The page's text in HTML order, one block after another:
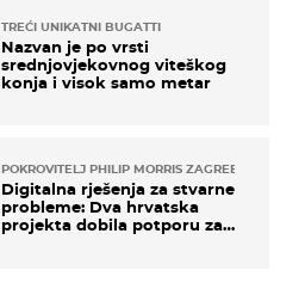
TREĆI UNIKATNI BUGATTI
Nazvan je po vrsti
srednjovjekovnog viteškog
konja i visok samo metar
POKROVITELJ PHILIP MORRIS ZAGREB
Digitalna rješenja za stvarne
probleme: Dva hrvatska
projekta dobila potporu za